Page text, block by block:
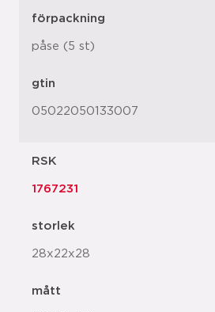
förpackning
påse (5 st)
gtin
05022050133007
RSK
1767231
storlek
28x22x28
mått